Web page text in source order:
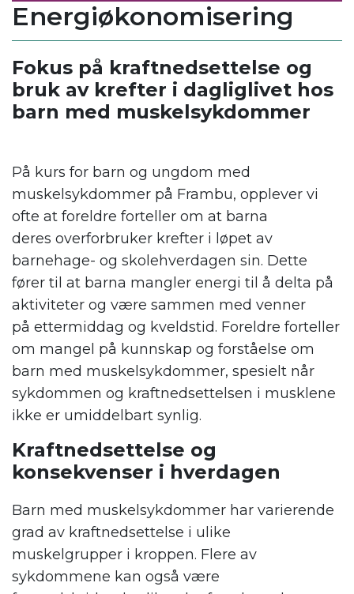
Energiøkonomisering
Fokus på kraftnedsettelse og
bruk av krefter i dagliglivet hos
barn med muskelsykdommer
På kurs for barn og ungdom med
muskelsykdommer på Frambu, opplever vi
ofte at foreldre forteller om at barna
deres overforbruker krefter i løpet av
barnehage- og skolehverdagen sin. Dette
fører til at barna mangler energi til å delta på
aktiviteter og være sammen med venner
på ettermiddag og kveldstid. Foreldre forteller
om mangel på kunnskap og forståelse om
barn med muskelsykdommer, spesielt når
sykdommen og kraftnedsettelsen i musklene
ikke er umiddelbart synlig.
Kraftnedsettelse og
konsekvenser i hverdagen
Barn med muskelsykdommer har varierende
grad av kraftnedsettelse i ulike
muskelgrupper i kroppen. Flere av
sykdommene kan også være